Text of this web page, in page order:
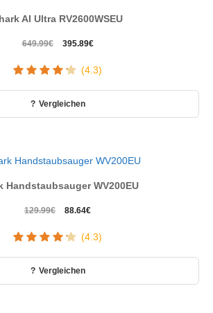
AI Ultra RV2600WSEU
649.99€
Ursprünglicher
war:
395.89€Aktueller
ist:
(4.3)
Vergleichen
Handstaubsauger WV200EU
129.99€
Ursprünglicher
war:
88.64€Aktueller
ist:
(4.3)
Vergleichen